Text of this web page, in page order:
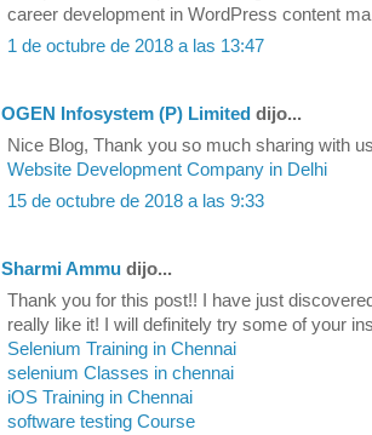
career development in WordPress content
1 de octubre de 2018 a las 13:47
OGEN Infosystem (P) Limited dijo...
Nice Blog, Thank you so much sharing with
Website Development Company in Delhi
15 de octubre de 2018 a las 9:33
Sharmi Ammu dijo...
Thank you for this post!! I have just
really like it! I will definitely try some of your
Selenium Training in Chennai
selenium Classes in chennai
iOS Training in Chennai
software testing Course